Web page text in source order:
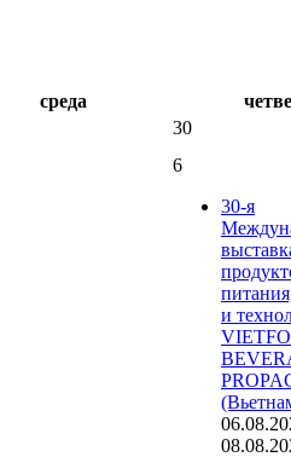
среда
30
6
30-я
и